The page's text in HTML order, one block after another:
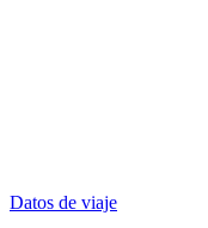
Datos de viaje